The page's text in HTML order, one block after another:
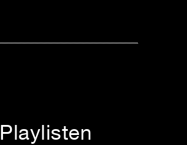
Playlisten